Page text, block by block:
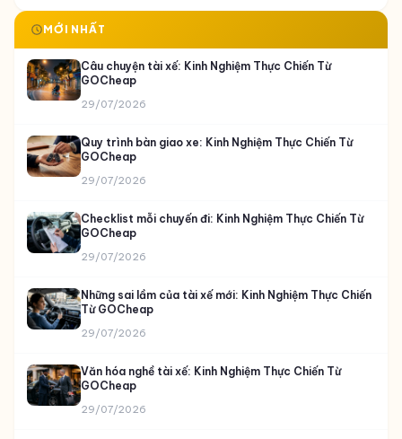
MỚI NHẤT
Câu chuyện tài xế: Kinh Nghiệm Thực Chiến Từ
GOCheap
29/07/2026
Quy trình bàn giao xe: Kinh Nghiệm Thực Chiến Từ
GOCheap
29/07/2026
Checklist mỗi chuyến đi: Kinh Nghiệm Thực Chiến Từ
GOCheap
29/07/2026
Những sai lầm của tài xế mới: Kinh Nghiệm Thực Chiến
Từ GOCheap
29/07/2026
Văn hóa nghề tài xế: Kinh Nghiệm Thực Chiến Từ
GOCheap
29/07/2026